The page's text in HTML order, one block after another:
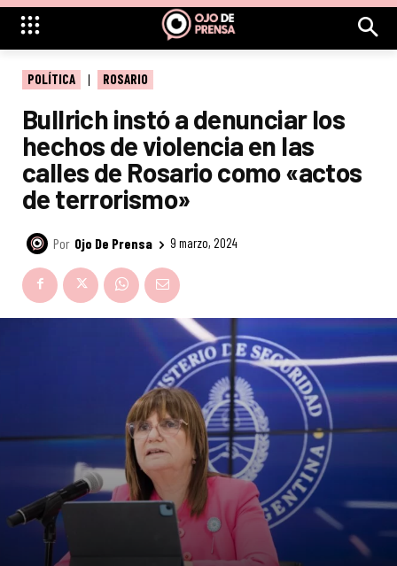
POLÍTICA ROSARIO
Bullrich instó a denunciar los
hechos de violencia en las
calles de Rosario como «actos
de terrorismo»
Por Ojo De Prensa 9 marzo, 2024